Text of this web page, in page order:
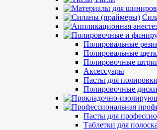
Полировальные
Полировальные
Полировочные
Аксессуары
Пасты для
Полировочные диски
Пасты для
Таблетки для